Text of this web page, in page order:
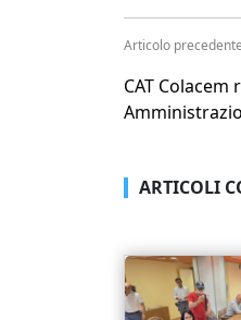
Articolo precedente
CAT
ARTICOLI